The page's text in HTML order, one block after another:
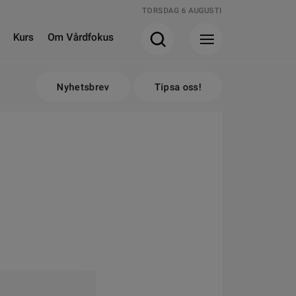
TORSDAG 6 AUGUSTI
Kurs Om Vårdfokus
Nyhetsbrev Tipsa oss!